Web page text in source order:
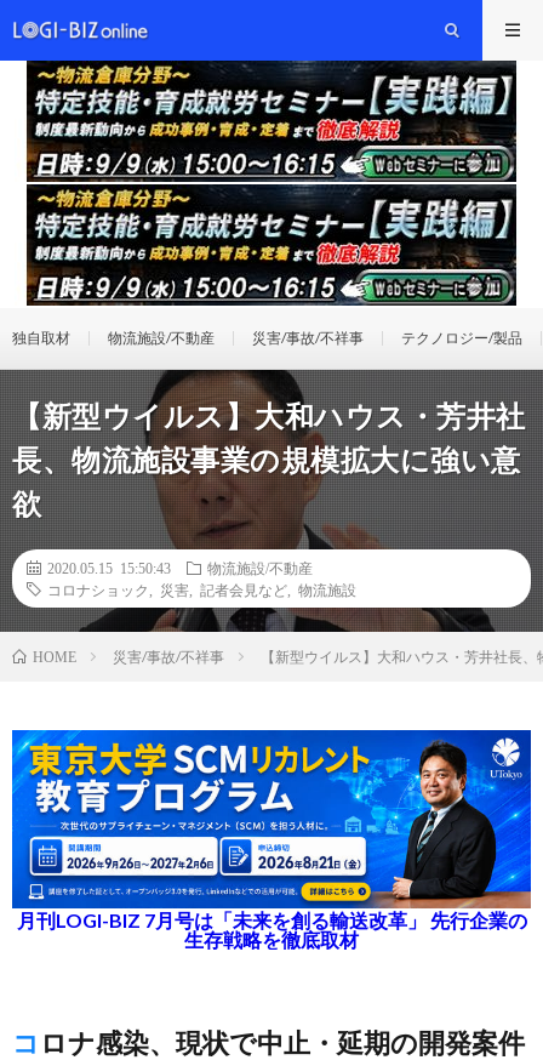
独自取材 物流施設/不動産 災害/事故/不祥事 テクノロジー/製品
【新型ウイルス】大和ハウス・芳井社
長、物流施設事業の規模拡大に強い意
欲
2020.05.15 15:50:43
物流施設/不動産
コロナショック
災害 記者会見など 物流施設
HOME 災害/事故/不祥事 【新型ウイルス】大和ハウス・芳井社長
月刊LOGI-BIZ 7月号は「未来を創る輸送改革」 先行企業の
生存戦略を徹底取材
コロナ感染、現状で中止・延期の開発案件